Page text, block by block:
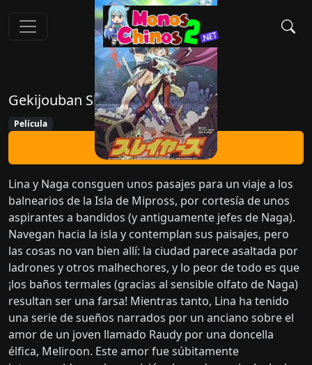
Gekijouban Slayers
Película
Ver Ahora
Lina y Naga consguen unos pasajes para un viaje a los
balnearios de la Isla de Mipross, por cortesía de unos
aspirantes a bandidos (y antiguamente jefes de Naga).
Navegan hacia la isla y contemplan sus paisajes, pero
las cosas no van bien allí: la ciudad parece asaltada por
ladrones y otros malhechores, y lo peor de todo es que
¡los baños termales (gracias al sensible olfato de Naga)
resultan ser una farsa! Mientras tanto, Lina ha tenido
una serie de sueños narrados por un anciano sobre el
amor de un joven llamado Raudy por una doncella
élfica, Meliroon. Este amor fue súbitamente